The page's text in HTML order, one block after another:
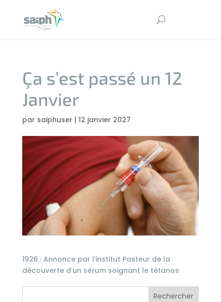
Ça s’est passé un 12
Janvier
par saiphuser | 12 janvier 2027
1926 : Annonce par l’institut Pasteur de la
découverte d’un sérum soignant le tétanos
Rechercher